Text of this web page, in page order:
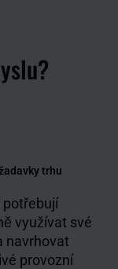
trhu
potřebují
využívat své
navrhovat
provozní